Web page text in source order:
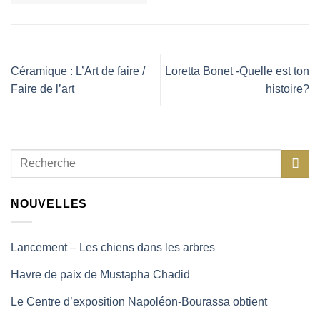
Céramique : L’Art de faire /
Faire de l’art
Loretta Bonet -Quelle est ton
histoire?
NOUVELLES
Lancement – Les chiens dans les arbres
Havre de paix de Mustapha Chadid
Le Centre d’exposition Napoléon-Bourassa obtient